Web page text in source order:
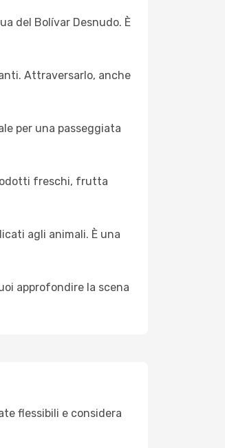
del Bolívar Desnudo. È
Attraversarlo, anche
per una passeggiata
freschi, frutta
agli animali. È una
approfondire la scena
flessibili e considera